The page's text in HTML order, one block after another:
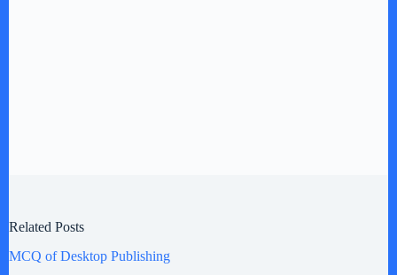
Related Posts
MCQ of Desktop Publishing